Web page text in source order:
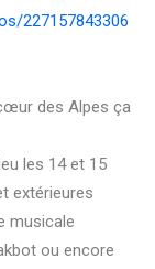
227157843306
des Alpes ça
les 14 et 15
extérieures
musicale
ou encore